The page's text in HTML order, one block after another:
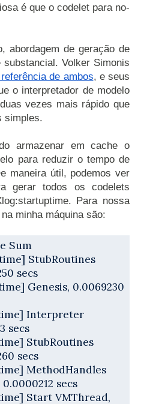
é que o codelet para no-
abordagem de geração de
Volker Simonis
de ambos, e seus
o interpretador de modelo
vezes mais rápido que
armazenar em cache o
para reduzir o tempo de
maneira útil, podemos ver
gerar todos os codelets
Para nossa
minha máquina são:
Sum
StubRoutines
secs
Genesis, 0.0069230
Interpreter
secs
StubRoutines
secs
MethodHandles
secs
Start VMThread,